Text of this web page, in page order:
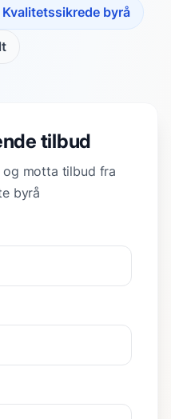
Kvalitetssikrede byrå
tilbud
motta tilbud fra
byrå